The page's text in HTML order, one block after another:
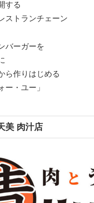
する
ストランチェーン
バーガーを
ら作りはじめる
ー・ユー」
美 肉汁店